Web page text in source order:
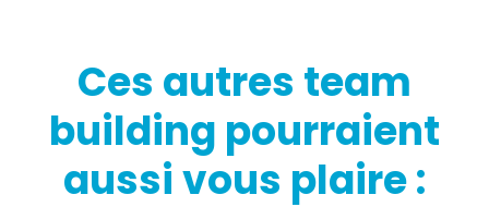
Ces autres team
building pourraient
aussi vous plaire :